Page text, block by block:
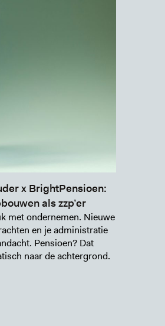
x BrightPensioen:
als zzp’er
met ondernemen. Nieuwe
en je administratie
Pensioen? Dat
naar de achtergrond.